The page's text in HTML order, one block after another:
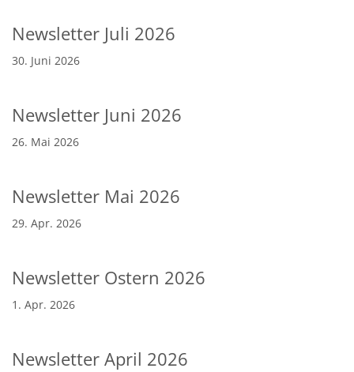
Newsletter Juli 2026
30. Juni 2026
Newsletter Juni 2026
26. Mai 2026
Newsletter Mai 2026
29. Apr. 2026
Newsletter Ostern 2026
1. Apr. 2026
Newsletter April 2026